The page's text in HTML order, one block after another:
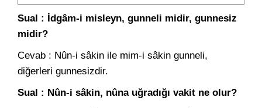
Sual : İdgâm-i misleyn, gunneli midir, gunnesiz
midir?
Cevab : Nûn-i sâkin ile mim-i sâkin gunneli,
diğerleri gunnesizdir.
Sual : Nûn-i sâkin, nûna uğradığı vakit ne olur?